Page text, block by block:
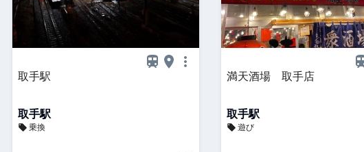
取手駅
取手駅
乗換
満天酒場 取手店
取手駅
遊び